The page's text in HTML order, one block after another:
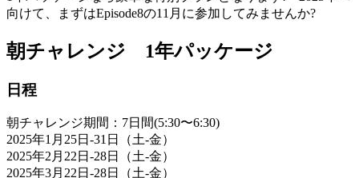
向けて、まずはEpisode8の11月に参加してみませんか?
朝チャレンジ 1年パッケージ
日程
朝チャレンジ期間：7日間(5:30〜6:30)
2025年1月25日-31日（土-金）
2025年2月22日-28日（土-金）
2025年3月22日-28日（土-金）